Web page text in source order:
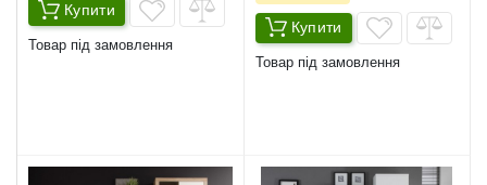
Купити
Товар під замовлення
Купити
Товар під замовлення